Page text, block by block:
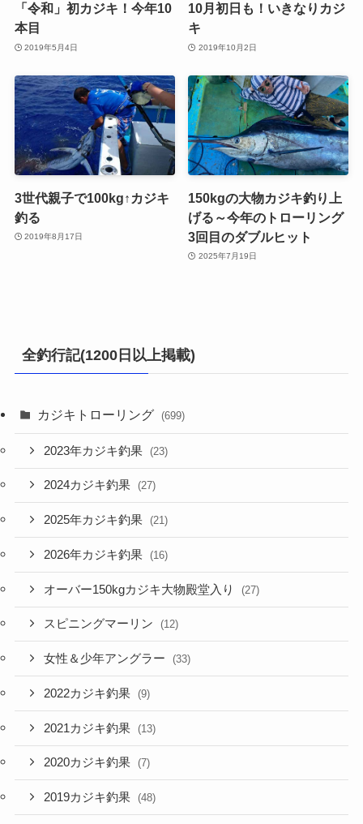
「令和」初カジキ！今年10
本目
2019年5月4日
10月初日も！いきなりカジ
キ
2019年10月2日
3世代親子で100kg↑カジキ
釣る
2019年8月17日
150kgの大物カジキ釣り上
げる～今年のトローリング
3回目のダブルヒット
2025年7月19日
全釣行記(1200日以上掲載)
カジキトローリング (699)
2023年カジキ釣果 (23)
2024カジキ釣果 (27)
2025年カジキ釣果 (21)
2026年カジキ釣果 (16)
オーバー150kgカジキ大物殿堂入り (27)
スピニングマーリン (12)
女性＆少年アングラー (33)
2022カジキ釣果 (9)
2021カジキ釣果 (13)
2020カジキ釣果 (7)
2019カジキ釣果 (48)